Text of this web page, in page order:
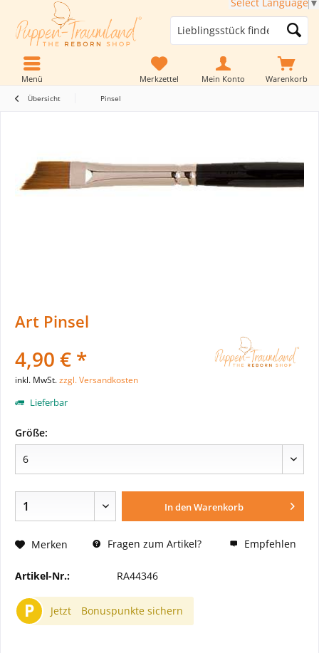
Warenkorb
Merkzettel Mein Konto
Menü
Übersicht Pinsel
Art Pinsel
4,90 € *
inkl. MwSt.zzgl. Versandkosten
Lieferbar
Größe:
In denWarenkorb
Merken Fragen zum Artikel? Empfehlen
Artikel-Nr.: RA44346
P Jetzt Bonuspunkte sichern